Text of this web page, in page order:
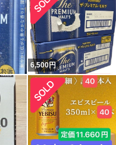
6,500円